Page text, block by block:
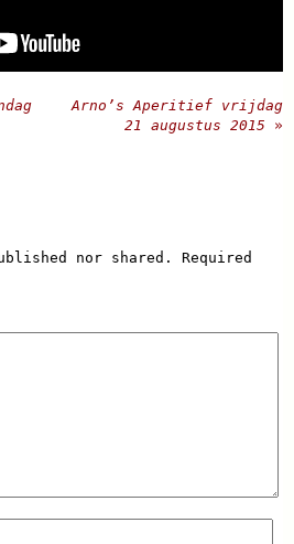
Arno’s Aperitief vrijdag
21 augustus 2015 »
nor shared. Required